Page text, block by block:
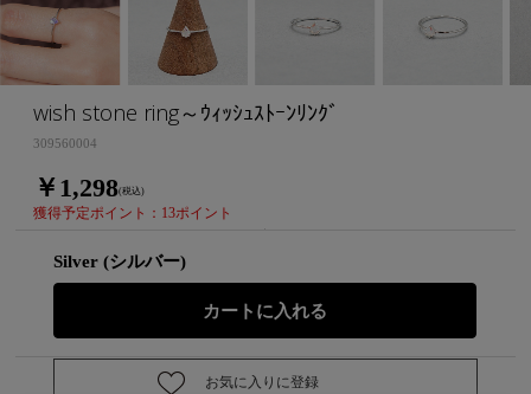
wish stone ring～ｳｨｯｼｭｽﾄｰﾝﾘﾝｸﾞ
309560004
￥1,298(税込)
獲得予定ポイント：13ポイント
Silver (シルバー)
お気に入りに登録